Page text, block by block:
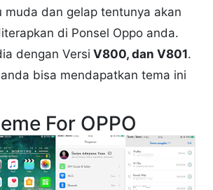
muda dan gelap tentunya akan
di Ponsel Oppo anda.
dengan Versi V800, dan V801.
bisa mendapatkan tema ini
For OPPO